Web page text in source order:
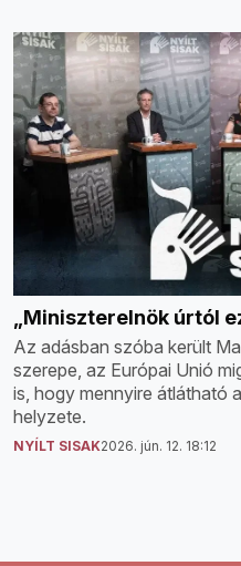
„Miniszterelnök úrtól
Az adásban szóba került
szerepe, az Európai Unió
is, hogy mennyire átlátható
helyzete.
NYÍLT SISAK2026. jún. 12. 18:12